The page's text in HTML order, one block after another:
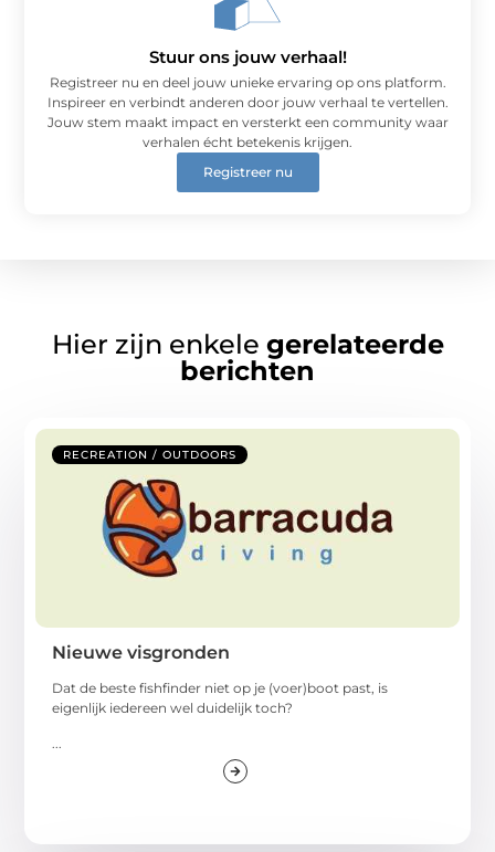
Stuur ons jouw verhaal!
Registreer nu en deel jouw unieke ervaring op ons platform.
Inspireer en verbindt anderen door jouw verhaal te vertellen.
Jouw stem maakt impact en versterkt een community waar
verhalen écht betekenis krijgen.
Registreer nu
Hier zijn enkele gerelateerde
berichten
RECREATION / OUTDOORS
Nieuwe visgronden
Dat de beste fishfinder niet op je (voer)boot past, is
eigenlijk iedereen wel duidelijk toch?
...